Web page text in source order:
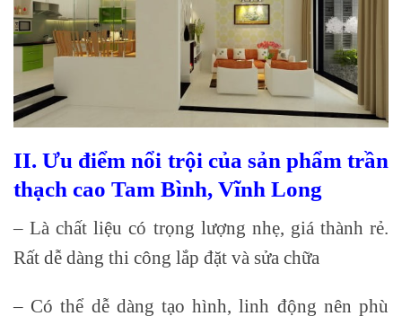
II. Ưu điểm nổi trội của sản phẩm trần
thạch cao Tam Bình, Vĩnh Long
– Là chất liệu có trọng lượng nhẹ, giá thành rẻ.
Rất dễ dàng thi công lắp đặt và sửa chữa
– Có thể dễ dàng tạo hình, linh động nên phù